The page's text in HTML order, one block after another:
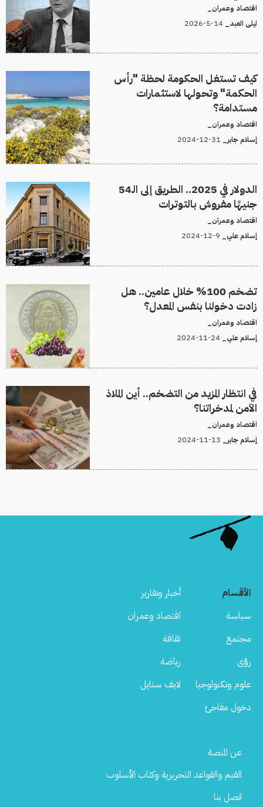
اقتصاد وعمران_
ليلى العبد_
كيف تستغل الحكومة لحظة "رأس
الحكمة" وتحولها لاستثمارات
مستدامة؟
اقتصاد وعمران_
إسلام جابر_
الدولار في 2025.. الطريق إلى الـ54
جنيهًا مفروش بالتوترات
اقتصاد وعمران_
إسلام علي_
تضخم 100% خلال عامين.. هل
زادت دخولنا بنفس المعدل؟
اقتصاد وعمران_
إسلام علي_
في انتظار المزيد من التضخم.. أين الملاذ
الآمن لمدخراتنا؟
اقتصاد وعمران_
إسلام جابر_
الأقسام
أخبار وتقارير
سياسة
اقتصاد وعمران
مجتمع
ثقافة
رؤى
رياضة
علوم وتكنولوجيا
لايف ستايل
دخول مفاجئ
Footer
عن المنصة
القيم والقواعد التحريرية وكتاب الأسلوب
اتصل بنا